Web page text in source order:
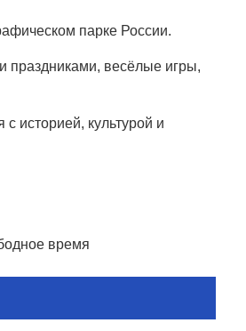
парке России.
праздниками, весёлые игры,
историей, культурой и
время